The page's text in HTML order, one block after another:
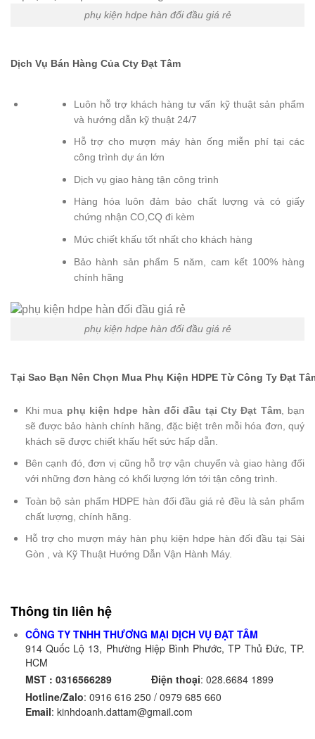
phụ kiện hdpe hàn đối đầu giá rẻ
Dịch Vụ Bán Hàng Của Cty Đạt Tâm
Luôn hỗ trợ khách hàng tư vấn kỹ thuật sản phẩm
và hướng dẫn kỹ thuật 24/7
Hỗ trợ cho mượn máy hàn ống miễn phí tại các
công trình dự án lớn
Dịch vụ giao hàng tận công trình
Hàng hóa luôn đảm bảo chất lượng và có giấy
chứng nhận CO,CQ đi kèm
Mức chiết khấu tốt nhất cho khách hàng
Bảo hành sản phẩm 5 năm, cam kết 100% hàng
chính hãng
phụ kiện hdpe hàn đối đầu giá rẻ
Tại Sao Bạn Nên Chọn Mua Phụ Kiện HDPE Từ Công Ty Đạt
Khi mua phụ kiện hdpe hàn đối đầu tại Cty Đạt Tâm, bạn
sẽ được bảo hành chính hãng, đặc biệt trên mỗi hóa đơn, quý
khách sẽ được chiết khấu hết sức hấp dẫn.
Bên cạnh đó, đơn vị cũng hỗ trợ vận chuyển và giao hàng đối
với những đơn hàng có khối lượng lớn tới tận công trình.
Toàn bộ sản phẩm HDPE hàn đối đầu giá rẻ đều là sản phẩm
chất lượng, chính hãng.
Hỗ trợ cho mượn máy hàn phụ kiện hdpe hàn đối đầu tại Sài
Gòn , và Kỹ Thuật Hướng Dẫn Vận Hành Máy.
Thông tin liên hệ
CÔNG TY TNHH THƯƠNG MẠI DỊCH VỤ ĐẠT TÂM
914 Quốc Lộ 13, Phường Hiệp Bình Phước, TP Thủ Đức, TP.
HCM
MST : 0316566289 Điện thoại: 028.6684 1899
Hotline/Zalo: 0916 616 250 / 0979 685 660
Email: kinhdoanh.dattam@gmail.com